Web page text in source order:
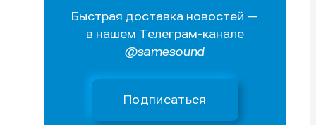
Быстрая доставка новостей —
в нашем Телеграм-канале
@samesound
Подписаться